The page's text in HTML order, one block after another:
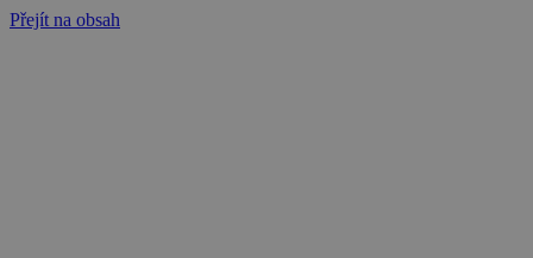
Přejít na obsah